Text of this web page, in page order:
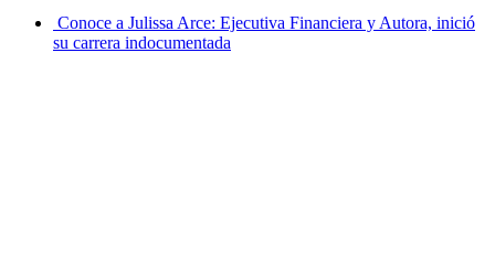
Conoce a Julissa Arce: Ejecutiva Financiera y Autora, inició
su carrera indocumentada